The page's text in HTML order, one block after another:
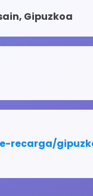
Gipuzkoa